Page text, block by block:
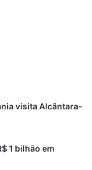
visita Alcântara-
1 bilhão em